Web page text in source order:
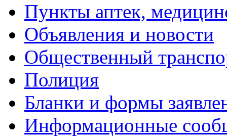
Пункты аптек,
Объявления и новости
Общественный
Полиция
Бланки и формы
Информационные